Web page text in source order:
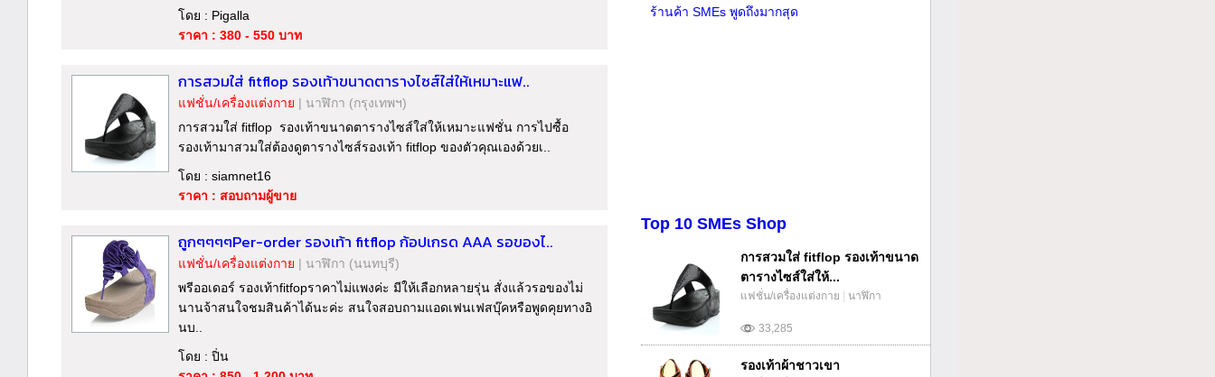
โดย : Pigalla
ราคา : 380 - 550 บาท
การสวมใส่ fitflop รองเท้าขนาดตารางไซส์ใส่ให้เหมาะแฟ..
แฟชั่น/เครื่องแต่งกาย | นาฬิกา (กรุงเทพฯ)
การสวมใส่ fitflop รองเท้าขนาดตารางไซส์ใส่ให้เหมาะแฟชั่น การไปซื้อ
รองเท้ามาสวมใส่ต้องดูตารางไซส์รองเท้า fitflop ของตัวคุณเองด้วยเ..
โดย : siamnet16
ราคา : สอบถามผู้ขาย
ถูกๆๆๆๆPer-order รองเท้า fitflop ก้อปเกรด AAA รอของไ..
แฟชั่น/เครื่องแต่งกาย | นาฬิกา (นนทบุรี)
พรีออเดอร์ รองเท้าfitfopราคาไม่แพงค่ะ มีให้เลือกหลายรุ่น สั่งแล้วรอของไม่
นานจ้าสนใจชมสินค้าได้นะค่ะ สนใจสอบถามแอดเฟนเฟสบุ๊คหรือพูดคุยทางอิ
นบ..
โดย : ปิ่น
ร้านค้า SMEs พูดถึงมากสุด
Top 10 SMEs Shop
33,285
การสวมใส่ fitflop รองเท้าขนาด
ตารางไซส์ใส่ให้...
แฟชั่น/เครื่องแต่งกาย นาฬิกา
รองเท้าผ้าชาวเขา